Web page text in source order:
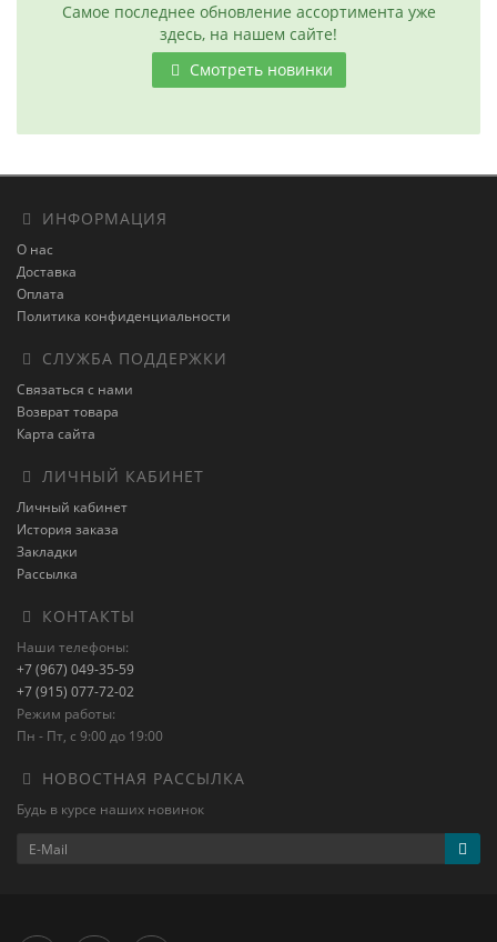
Самое последнее обновление ассортимента уже
здесь, на нашем сайте!
Смотреть новинки
ИНФОРМАЦИЯ
О нас
Доставка
Оплата
Политика конфиденциальности
СЛУЖБА ПОДДЕРЖКИ
Связаться с нами
Возврат товара
Карта сайта
ЛИЧНЫЙ КАБИНЕТ
Личный кабинет
История заказа
Закладки
Рассылка
КОНТАКТЫ
Наши телефоны:
+7 (967) 049-35-59
+7 (915) 077-72-02
Режим работы:
Пн - Пт, с 9:00 до 19:00
НОВОСТНАЯ РАССЫЛКА
Будь в курсе наших новинок